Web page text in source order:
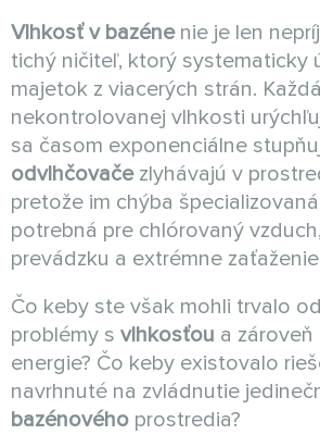
Vlhkosť v bazénenie je len
tichý ničiteľ, ktorý systematicky
majetok z viacerých strán.
nekontrolovanej vlhkosti
sa časom exponenciálne
odvlhčovačezlyhávajú v
pretože im chýba
potrebná pre chlórovaný
prevádzku a extrémne
Čo keby ste však mohli trvalo
problémy s vlhkosťou a
energie? Čo keby existovalo
navrhnuté na zvládnutie
bazénového prostredia?